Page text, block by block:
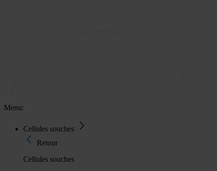
Menu:
Cellules souches
Retour
Cellules souches